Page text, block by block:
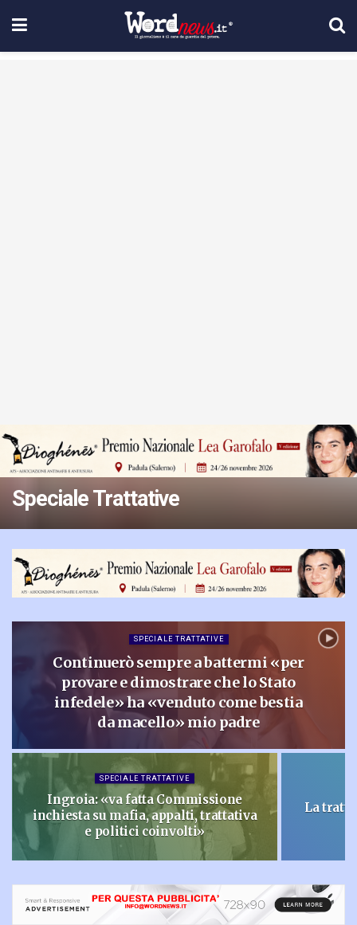
Speciale Trattative
SPECIALE TRATTATIVE
Continuerò sempre a battermi «per
provare e dimostrare che lo Stato
infedele» ha «venduto come bestia
da macello» mio padre
SPECIALE TRATTATIVE
Ingroia: «va fatta Commissione
inchiesta su mafia, appalti, trattativa
e politici coinvolti»
La